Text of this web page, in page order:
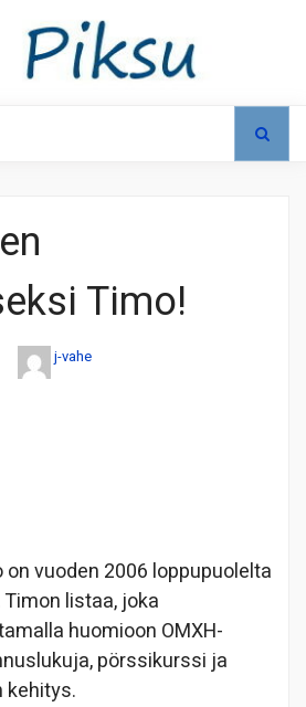
Timo!
j-vahe
on vuoden 2006 loppupuolelta
listaa, joka
huomioon OMXH-
pörssikurssi ja
kehitys.